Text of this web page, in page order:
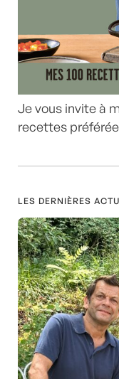
Je vous invite à
recettes
LES DERNIÈRES